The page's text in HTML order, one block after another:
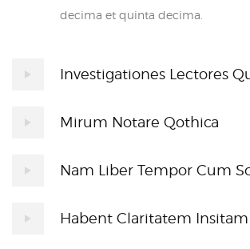
decima et quinta decima.
Investigationes Lectores
Mirum Notare Qothica
Nam Liber Tempor Cum
Habent Claritatem Insitam